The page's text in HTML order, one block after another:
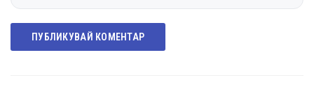
ПУБЛИКУВАЙ КОМЕНТАР